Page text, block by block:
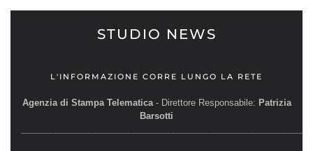
STUDIO NEWS
L'INFORMAZIONE CORRE LUNGO LA RETE
Agenzia di Stampa Telematica- Direttore Responsabile: Patrizia
Barsotti